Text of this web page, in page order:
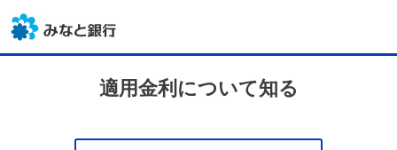
適用金利について知る